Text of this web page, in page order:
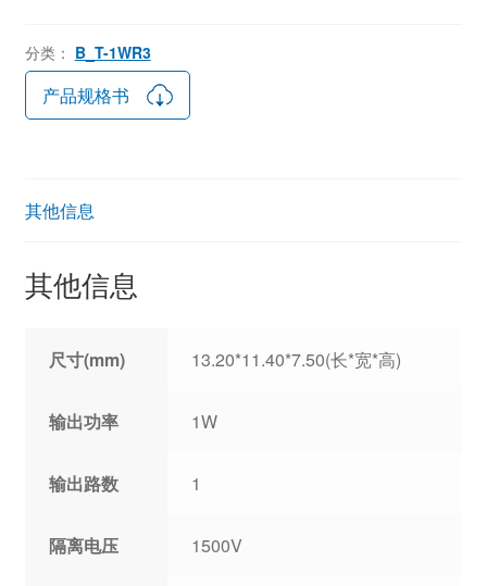
分类： B_T-1WR3
产品规格书
其他信息
其他信息
尺寸(mm) 13.20*11.40*7.50(长*宽*高)
输出功率 1W
输出路数 1
隔离电压 1500V